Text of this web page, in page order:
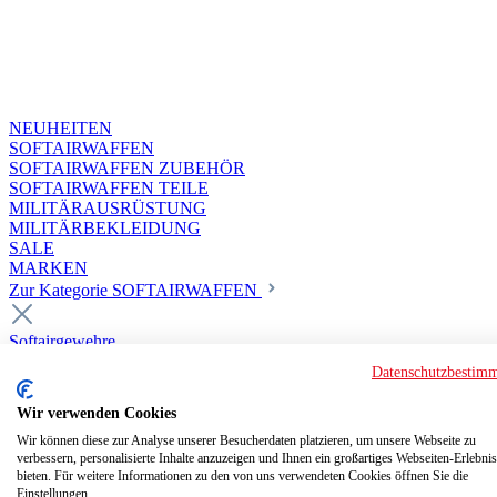
NEUHEITEN
SOFTAIRWAFFEN
SOFTAIRWAFFEN ZUBEHÖR
SOFTAIRWAFFEN TEILE
MILITÄRAUSRÜSTUNG
MILITÄRBEKLEIDUNG
SALE
MARKEN
Zur Kategorie SOFTAIRWAFFEN
Softairgewehre
Deluxe Custom Guns ab 18
Softair elektrisch ab 18
Softair elektrisch ab 14
Softair gasbetrieben ab 18
Softair HPA Luftdruck ab 18
Historische Softairwaffen
Wir verwenden Cookies
Wir können diese zur Analyse unserer Besucherdaten platzieren, um unsere Webseite zu
verbessern, personalisierte Inhalte anzuzeigen und Ihnen ein großartiges Webseiten-
bieten. Für weitere Informationen zu den von uns verwendeten Cookies öffnen Sie die
Einstellungen.